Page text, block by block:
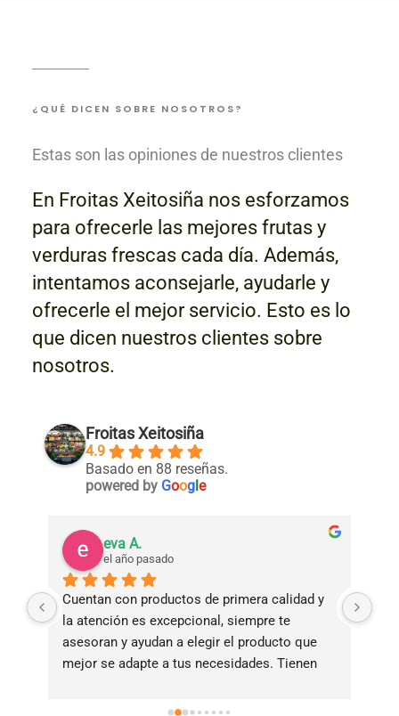
¿QUÉ DICEN SOBRE NOSOTROS?
Estas son las opiniones de nuestros clientes
En Froitas Xeitosiña nos esforzamos
para ofrecerle las mejores frutas y
verduras frescas cada día. Además,
intentamos aconsejarle, ayudarle y
ofrecerle el mejor servicio. Esto es lo
que dicen nuestros clientes sobre
nosotros.
Froitas Xeitosiña
4.9
Basado en 88 reseñas.
powered by Google
eva A.
el año pasado
Cuentan con productos de primera calidad y
la atención es excepcional, siempre te
asesoran y ayudan a elegir el producto que
mejor se adapte a tus necesidades. Tienen